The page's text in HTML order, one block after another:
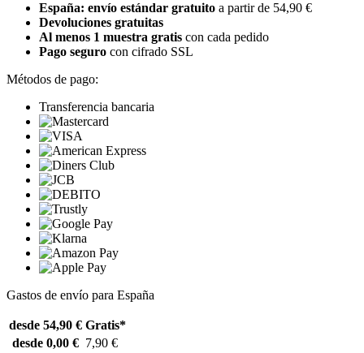
España: envío estándar gratuito a partir de 54,90 €
Devoluciones gratuitas
Al menos 1 muestra gratis con cada pedido
Pago seguro con cifrado SSL
Métodos de pago:
Transferencia bancaria
Gastos de envío para España
desde 54,90 € Gratis*
desde 0,00 € 7,90 €